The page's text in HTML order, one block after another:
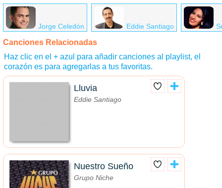
Jorge Celedón Eddie Santiago
Canciones Relacionadas
Haz clic en el + azul para añadir canciones al playlist, el
corazón es para agregarlas a tus favoritas.
Lluvia
Eddie Santiago
Nuestro Sueño
Grupo Niche